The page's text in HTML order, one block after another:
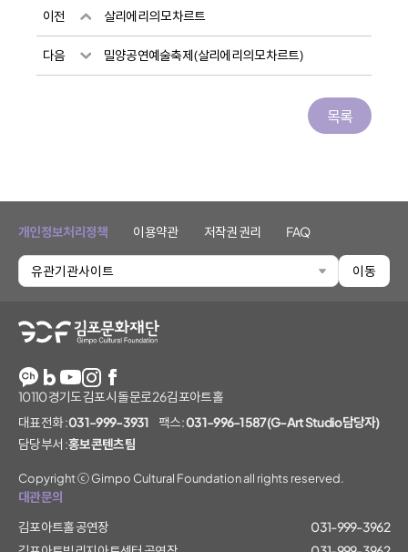
이전 살리에리의 모차르트
다음 밀양공연예술축제 (살리에리의 모차르트)
목록
개인정보처리정책 이용약관 저작권 권리 FAQ
유관기관사이트 이동
10110 경기도 김포시 돌문로 26 김포아트홀
대표전화 :031-999-3931 팩스 :031-996-1587(G-Art Studio담당자)
담당부서 :홍보콘텐츠팀
Copyright ⓒ Gimpo Cultural Foundation all rights reserved.
대관문의
김포아트홀 공연장
031-999-3962